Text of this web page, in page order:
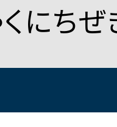
開
開
く）
ちぜ